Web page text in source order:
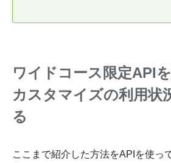
ワイドコース限定APIを
カスタマイズの利用状
る
ここまで紹介した方法をAPIを使っ